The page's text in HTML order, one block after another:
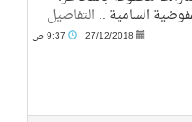
السامية .. التفاصيل
27/12/2018